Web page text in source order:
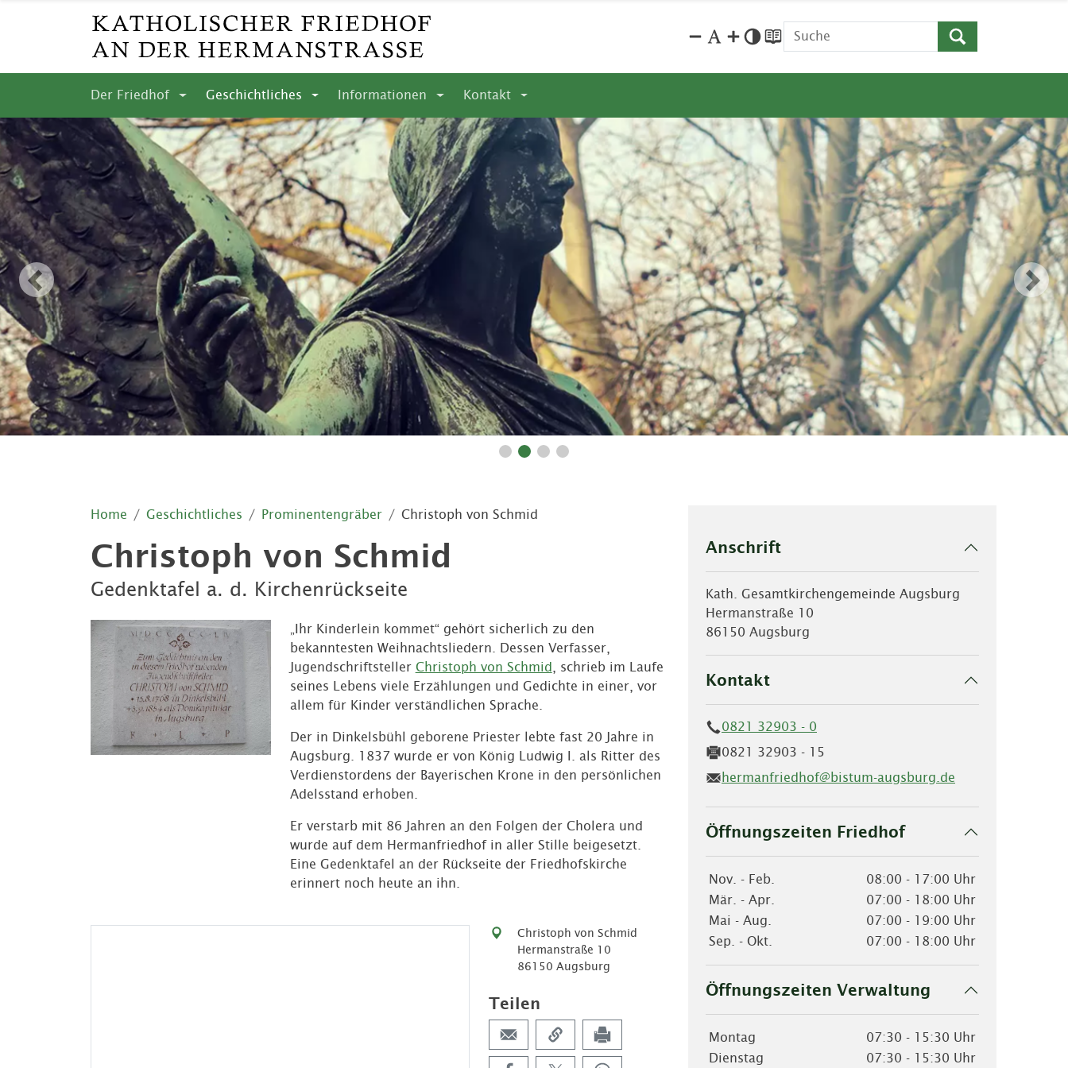
Der Friedhof Geschichtliches Informationen Kontakt
Home Geschichtliches Prominentengräber Christoph von Schmid
Christoph von Schmid
Gedenktafel a. d. Kirchenrückseite
„Ihr Kinderlein kommet“ gehört sicherlich zu den
bekanntesten Weihnachtsliedern. Dessen Verfasser,
Jugendschriftsteller Christoph von Schmid, schrieb im Laufe
seines Lebens viele Erzählungen und Gedichte in einer, vor
allem für Kinder verständlichen Sprache.
Der in Dinkelsbühl geborene Priester lebte fast 20 Jahre in
Augsburg. 1837 wurde er von König Ludwig I. als Ritter des
Verdienstordens der Bayerischen Krone in den persönlichen
Adelsstand erhoben.
Er verstarb mit 86 Jahren an den Folgen der Cholera und
wurde auf dem Hermanfriedhof in aller Stille beigesetzt.
Eine Gedenktafel an der Rückseite der Friedhofskirche
erinnert noch heute an ihn.
Christoph von Schmid
Hermanstraße 10
86150 Augsburg
Teilen
Anschrift
Kath. Gesamtkirchengemeinde Augsburg
Hermanstraße 10
86150 Augsburg
Kontakt
0821 32903 - 0
0821 32903 - 15
hermanfriedhof@bistum-augsburg.de
Öffnungszeiten Friedhof
Nov. - Feb.
08:00 - 17:00 Uhr
Mär. - Apr.
07:00 - 18:00 Uhr
Mai - Aug.
07:00 - 19:00 Uhr
Sep. - Okt.
07:00 - 18:00 Uhr
Öffnungszeiten Verwaltung
Montag
07:30 - 15:30 Uhr
Dienstag
07:30 - 15:30 Uhr